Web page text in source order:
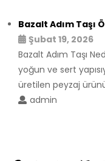
Bazalt Adım Taşı
Şubat 19, 2026
Bazalt Adım Taşı
yoğun ve sert
üretilen peyzaj
admin